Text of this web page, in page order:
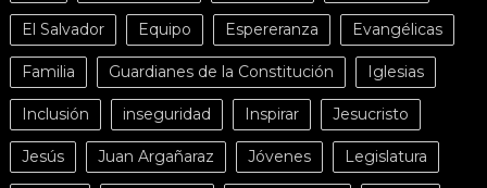
El Salvador Equipo Espereranza Evangélicas
Familia Guardianes de la Constitución Iglesias
Inclusión inseguridad Inspirar Jesucristo
Jesús Juan Argañaraz Jóvenes Legislatura